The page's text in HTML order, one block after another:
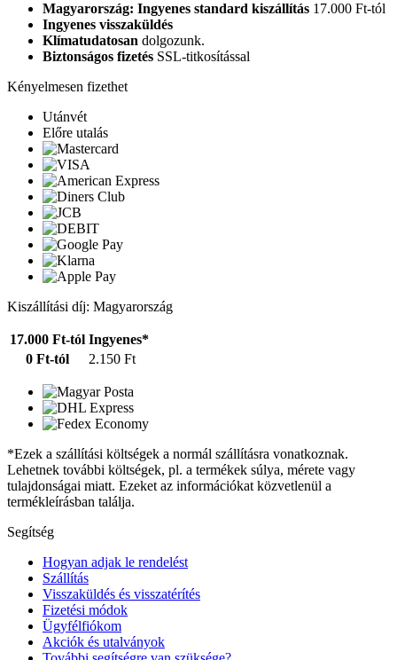
Magyarország: Ingyenes standard kiszállítás 17.000 Ft-tól
Ingyenes visszaküldés
Klímatudatosan dolgozunk.
Biztonságos fizetés SSL-titkosítással
Kényelmesen fizethet
Utánvét
Előre utalás
Kiszállítási díj: Magyarország
17.000 Ft-tól Ingyenes*
0 Ft-tól
2.150 Ft
*Ezek a szállítási költségek a normál szállításra vonatkoznak.
Lehetnek további költségek, pl. a termékek súlya, mérete vagy
tulajdonságai miatt. Ezeket az információkat közvetlenül a
termékleírásban találja.
Segítség
Hogyan adjak le rendelést
Szállítás
Visszaküldés és visszatérítés
Fizetési módok
Ügyfélfiókom
Akciók és utalványok